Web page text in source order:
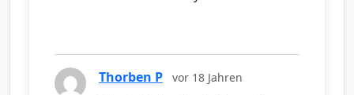
Thorben P vor 18 Jahren